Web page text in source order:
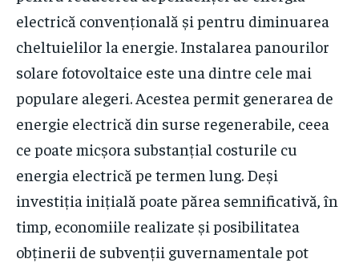
electrică convențională și pentru diminuarea
cheltuielilor la energie. Instalarea panourilor
solare fotovoltaice este una dintre cele mai
populare alegeri. Acestea permit generarea de
energie electrică din surse regenerabile, ceea
ce poate micșora substanțial costurile cu
energia electrică pe termen lung. Deși
investiția inițială poate părea semnificativă, în
timp, economiile realizate și posibilitatea
obținerii de subvenții guvernamentale pot